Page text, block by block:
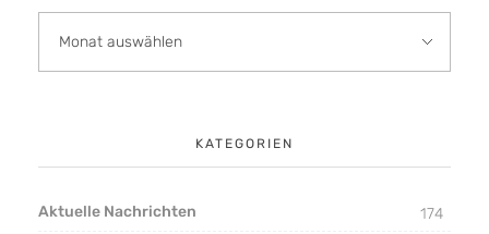
KATEGORIEN
Aktuelle Nachrichten
174